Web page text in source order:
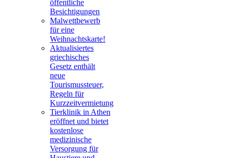
öffentliche
Besichtigungen
Malwettbewerb
für eine
Weihnachtskarte!
Aktualisiertes
griechisches
Gesetz enthält
neue
Tourismussteuer,
Regeln für
Kurzzeitvermietung
Tierklinik in Athen
eröffnet und bietet
kostenlose
medizinische
Versorgung für